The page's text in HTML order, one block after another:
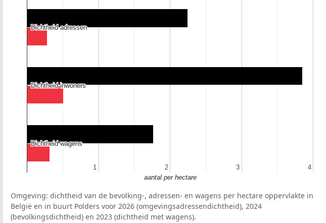
1
1 2
2 3
3 4
4
Dichtheid adressen
Dichtheid adressen
Dichtheid inwoners
Dichtheid inwoners
Dichtheid wagens
Dichtheid wagens
aantal per hectare
Omgeving: dichtheid van de bevolking-, adressen- en wagens per hectare oppervlakte in
België en in buurt Polders voor 2026 (omgevingsadressendichtheid), 2024
(bevolkingsdichtheid) en 2023 (dichtheid met wagens).